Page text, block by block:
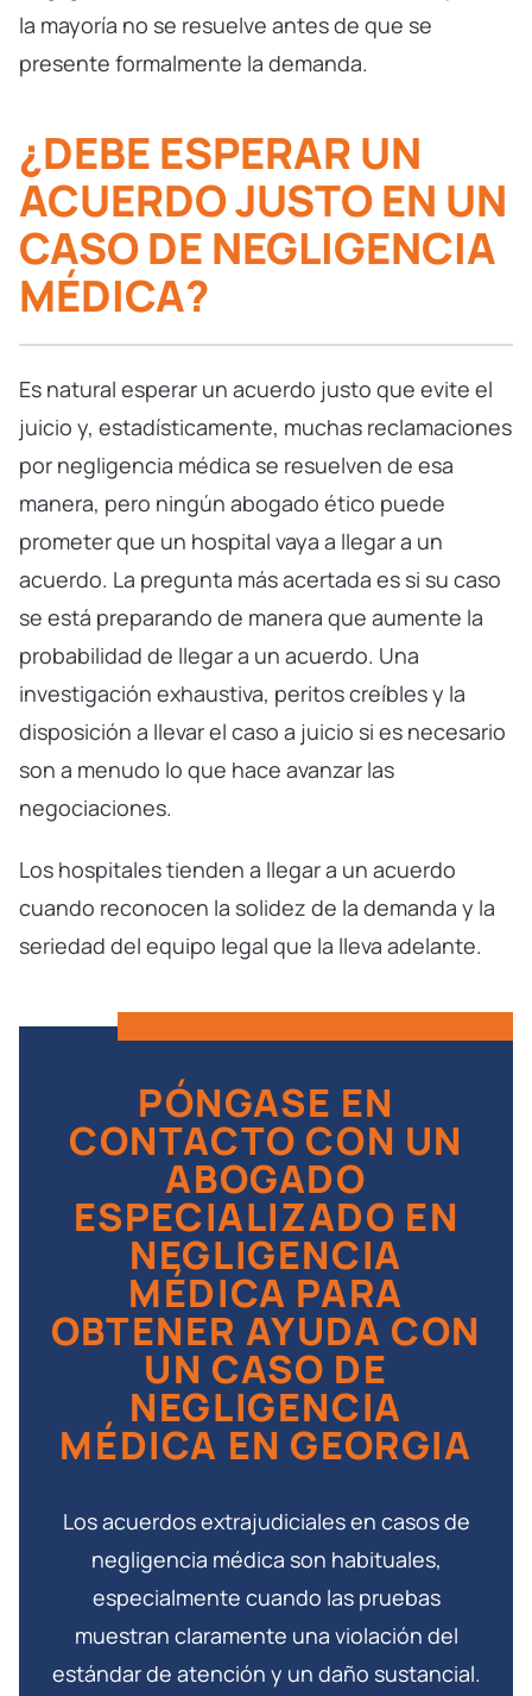
la mayoría no se resuelve antes de que se
presente formalmente la demanda.
¿DEBE ESPERAR UN
ACUERDO JUSTO EN UN
CASO DE NEGLIGENCIA
MÉDICA?
Es natural esperar un acuerdo justo que evite el
juicio y, estadísticamente, muchas reclamaciones
por negligencia médica se resuelven de esa
manera, pero ningún abogado ético puede
prometer que un hospital vaya a llegar a un
acuerdo. La pregunta más acertada es si su caso
se está preparando de manera que aumente la
probabilidad de llegar a un acuerdo. Una
investigación exhaustiva, peritos creíbles y la
disposición a llevar el caso a juicio si es necesario
son a menudo lo que hace avanzar las
negociaciones.
Los hospitales tienden a llegar a un acuerdo
cuando reconocen la solidez de la demanda y la
seriedad del equipo legal que la lleva adelante.
PÓNGASE EN
CONTACTO CON UN
ABOGADO
ESPECIALIZADO EN
NEGLIGENCIA
MÉDICA PARA
OBTENER AYUDA CON
UN CASO DE
NEGLIGENCIA
MÉDICA EN GEORGIA
Los acuerdos extrajudiciales en casos de
negligencia médica son habituales,
especialmente cuando las pruebas
muestran claramente una violación del
estándar de atención y un daño sustancial.